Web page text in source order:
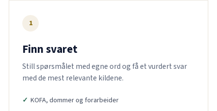
1
Finn svaret
Still spørsmålet med egne ord og få et vurdert svar
med de mest relevante kildene.
KOFA, dommer og forarbeider